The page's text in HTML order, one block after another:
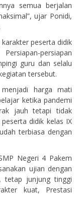
semua berjalan
ujar Ponidi,
peserta didik
persiapan
guru dan selalu
tersebut.
harga mati
ketika pandemi
jauh tetapi tidak
didik kelas IX
terbiasa dengan
Negeri 4 Pakem
ujian dengan
tetap junjung tinggi
kuat, Prestasi